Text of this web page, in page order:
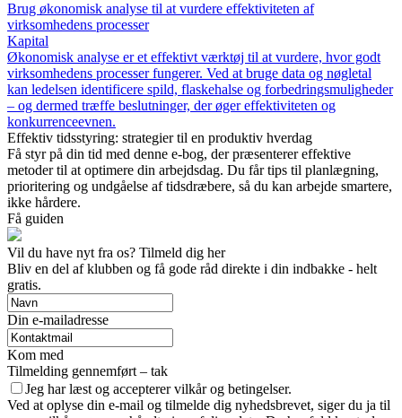
Brug økonomisk analyse til at vurdere effektiviteten af
virksomhedens processer
Kapital
Økonomisk analyse er et effektivt værktøj til at vurdere, hvor godt
virksomhedens processer fungerer. Ved at bruge data og nøgletal
kan ledelsen identificere spild, flaskehalse og forbedringsmuligheder
– og dermed træffe beslutninger, der øger effektiviteten og
konkurrenceevnen.
Effektiv tidsstyring: strategier til en produktiv hverdag
Få styr på din tid med denne e-bog, der præsenterer effektive
metoder til at optimere din arbejdsdag. Du får tips til planlægning,
prioritering og undgåelse af tidsdræbere, så du kan arbejde smartere,
ikke hårdere.
Få guiden
Vil du have nyt fra os? Tilmeld dig her
Bliv en del af klubben og få gode råd direkte i din indbakke - helt
gratis.
Din e-mailadresse
Kom med
Tilmelding gennemført – tak
Jeg har læst og accepterer vilkår og betingelser.
Ved at oplyse din e-mail og tilmelde dig nyhedsbrevet, siger du ja til